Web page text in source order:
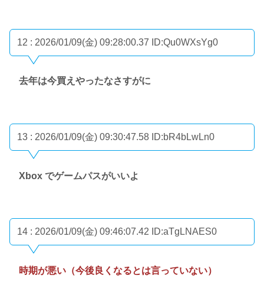
12 : 2026/01/09(金) 09:28:00.37 ID:Qu0WXsYg0
去年は今買えやったなさすがに
13 : 2026/01/09(金) 09:30:47.58 ID:bR4bLwLn0
Xbox でゲームパスがいいよ
14 : 2026/01/09(金) 09:46:07.42 ID:aTgLNAES0
時期が悪い（今後良くなるとは言っていない）